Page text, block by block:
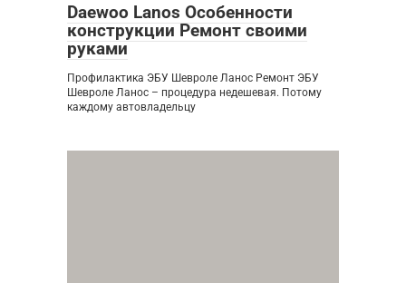
Daewoo Lanos Особенности
конструкции Ремонт своими
руками
Профилактика ЭБУ Шевроле Ланос Ремонт ЭБУ
Шевроле Ланос – процедура недешевая. Потому
каждому автовладельцу